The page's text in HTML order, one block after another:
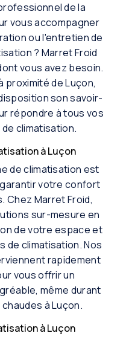
de la
vous accompagner
ou l'entretien de
? Marret Froid
vous avez besoin.
proximité de Luçon,
son savoir-
répondre à tous vos
climatisation.
à Luçon
de climatisation est
votre confort
Chez Marret Froid,
sur-mesure en
de votre espace et
de climatisation. Nos
rapidement
vous offrir un
même durant
à Luçon.
à Luçon